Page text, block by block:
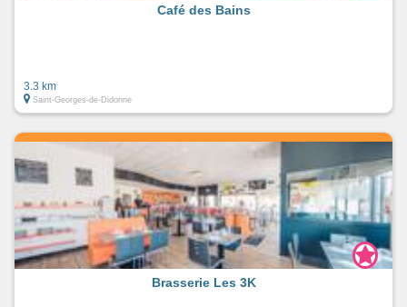
Café des Bains
3.3 km
Saint-Georges-de-Didonne
Brasserie Les 3K